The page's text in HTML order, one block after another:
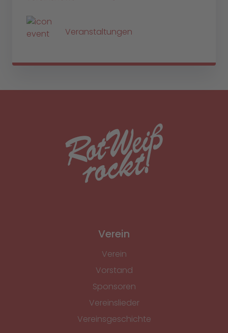
Veranstaltungen
Verein
Verein
Vorstand
Sponsoren
Vereinslieder
Vereinsgeschichte